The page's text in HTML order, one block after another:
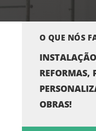
O QUE NÓS
REFORMAS,
OBRAS!